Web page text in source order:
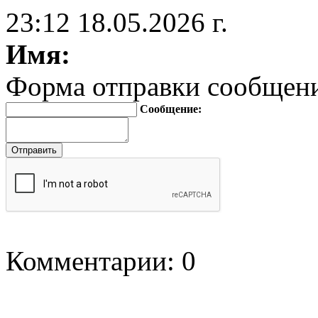
23:12 18.05.2026 г.
Имя:
Форма отправки
Сообщение:
Комментарии: 0